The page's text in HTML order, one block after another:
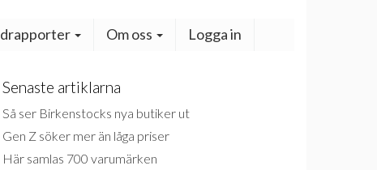
Om oss Logga in
Senaste artiklarna
Så ser Birkenstocks nya butiker ut
Gen Z söker mer än låga priser
Här samlas 700 varumärken